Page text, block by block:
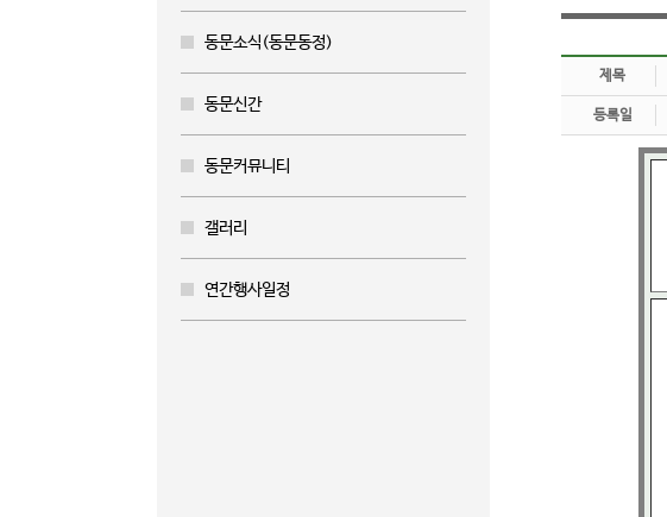
동문소식(동문동정)
동문신간
동문커뮤니티
갤러리
연간행사일정
제목
등록일